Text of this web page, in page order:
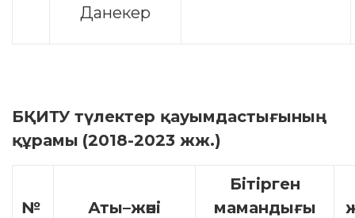
Данекер
БҚИТУ түлектер қауымдастығының
құрамы (2018-2023 жж.)
№ Аты–жөні
Бітірген
мамандығы